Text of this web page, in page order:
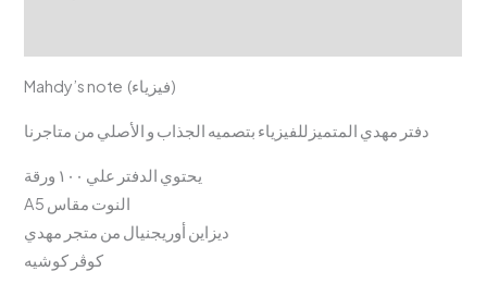
Mahdy’s note (فيزياء)
دفتر مهدي المتميزللفيزياء بتصميه الجذاب و الأصلي من متاجرنا
يحتوي الدفتر علي ١٠٠ ورقة
A5 النوت مقاس
ديزاين أوريجنيال من متجر مهدي
كوڤر كوشيه